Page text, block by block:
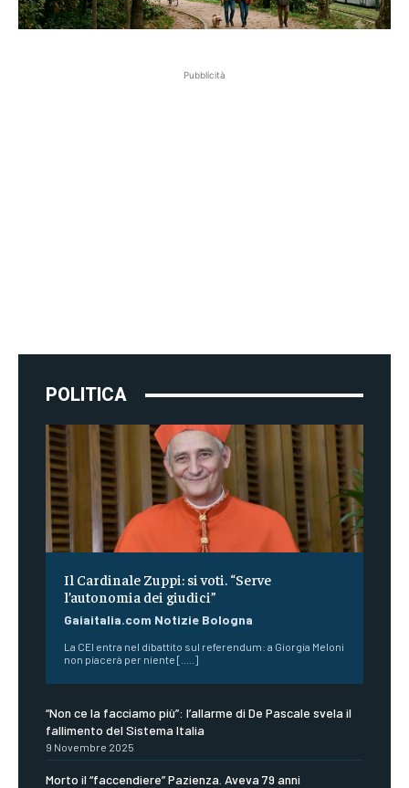
Pubblicità
POLITICA
Il Cardinale Zuppi: si voti. “Serve
l’autonomia dei giudici”
Gaiaitalia.com Notizie Bologna
La CEI entra nel dibattito sul referendum: a Giorgia Meloni
non piacerà per niente [.....]
“Non ce la facciamo più”: l’allarme di De Pascale svela il
fallimento del Sistema Italia
9 Novembre 2025
Morto il “faccendiere” Pazienza. Aveva 79 anni